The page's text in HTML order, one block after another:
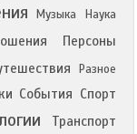
Музыка Наука
Персоны
Разное
События Спорт
Транспорт